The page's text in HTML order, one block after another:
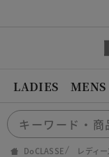
LADIES MENS
DoCLASSE レディー